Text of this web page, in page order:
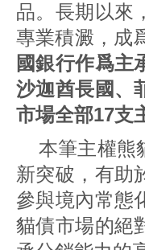
品。長期以來
專業積澱，成
國銀行作爲主
沙迦酋長國、
市場全部17支
本筆主權熊
新突破，有助
參與境內常態
貓債市場的絕